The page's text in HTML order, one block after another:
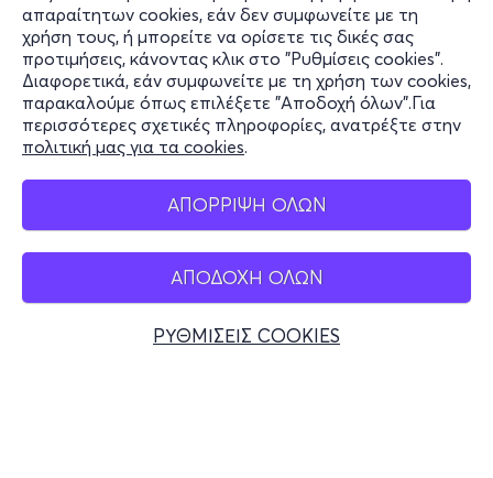
απαραίτητων cookies, εάν δεν συμφωνείτε με τη
χρήση τους, ή μπορείτε να ορίσετε τις δικές σας
προτιμήσεις, κάνοντας κλικ στο "Ρυθμίσεις cookies".
Διαφορετικά, εάν συμφωνείτε με τη χρήση των cookies,
παρακαλούμε όπως επιλέξετε "Αποδοχή όλων".Για
περισσότερες σχετικές πληροφορίες, ανατρέξτε στην
πολιτική μας για τα cookies.
ΑΠΟΡΡΙΨΗ ΟΛΩΝ
ΑΠΟΔΟΧΗ ΟΛΩΝ
ΡΥΘΜΙΣΕΙΣ COOKIES
Πληροφορίες
Υποστήριξη
Stay Connected
Mobile app